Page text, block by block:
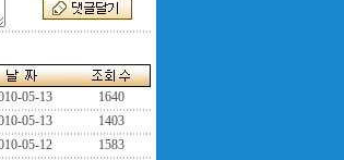
05-13
1640
05-13
1403
05-12
1583